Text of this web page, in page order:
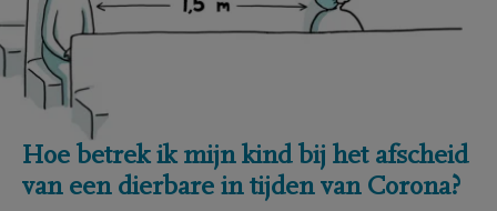
Hoe betrek ik mijn kind bij het afscheid
van een dierbare in tijden van Corona?